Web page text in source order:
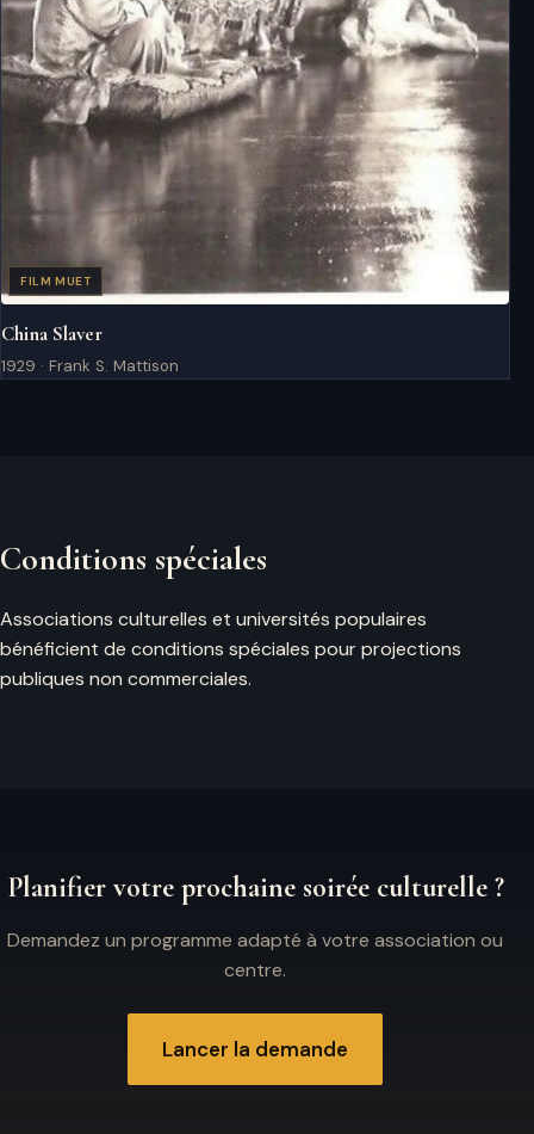
FILM MUET
China Slaver
1929 · Frank S. Mattison
Conditions spéciales
Associations culturelles et universités populaires
bénéficient de conditions spéciales pour projections
publiques non commerciales.
Planifier votre prochaine soirée culturelle ?
Demandez un programme adapté à votre association ou
centre.
Lancer la demande